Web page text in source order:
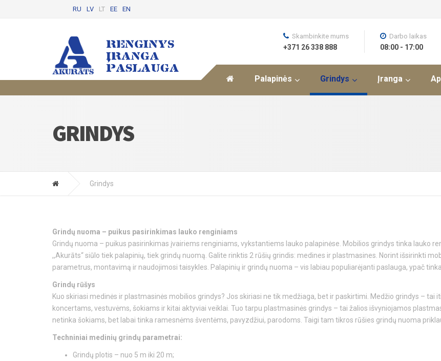
RU LV LT EE EN
Palapinės Grindys Įranga
Skambinkite mums
+371 26 338 888
Darbo laikas
08:00 - 17:00
GRINDYS
Grindys
Grindų nuoma – puikus pasirinkimas lauko renginiams
Grindų nuoma – puikus pasirinkimas įvairiems renginiams, vykstantiems lauko palapinėse. Mobilios grindys tinka lauko
,,Akurāts“ siūlo tiek palapinių, tiek grindų nuomą. Galite rinktis 2 rūšių grindis: medines ir plastmasines. Norint išsirinkti
parametrus, montavimą ir naudojimosi taisykles. Palapinių ir grindų nuoma – vis labiau populiarėjanti paslauga, ypač
Grindų rūšys
Kuo skiriasi medinės ir plastmasinės mobilios grindys? Jos skiriasi ne tik medžiaga, bet ir paskirtimi. Medžio grindys –
koncertams, vestuvėms, šokiams ir kitai aktyviai veiklai. Tuo tarpu plastmasinės grindys – tai žalios išvyniojamos
netinka šokiams, bet labai tinka ramesnėms šventėms, pavyzdžiui, parodoms. Taigi tam tikros rūšies grindų nuoma
Techniniai medinių grindų parametrai:
Grindų plotis – nuo 5 m iki 20 m;